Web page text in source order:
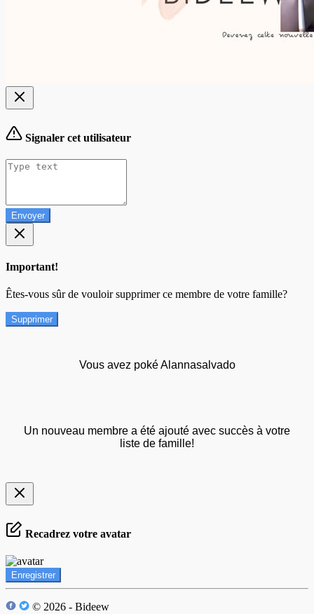
Signaler cet utilisateur
Envoyer
Important!
Êtes-vous sûr de vouloir supprimer ce membre de votre famille?
Supprimer
Vous avez poké Alannasalvado
Un nouveau membre a été ajouté avec succès à votre
liste de famille!
Recadrez votre avatar
Enregistrer
© 2026 - Bideew